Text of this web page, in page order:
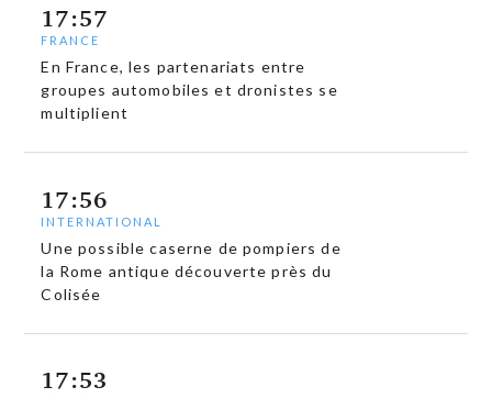
17:57
FRANCE
En France, les partenariats entre
groupes automobiles et dronistes se
multiplient
17:56
INTERNATIONAL
Une possible caserne de pompiers de
la Rome antique découverte près du
Colisée
17:53